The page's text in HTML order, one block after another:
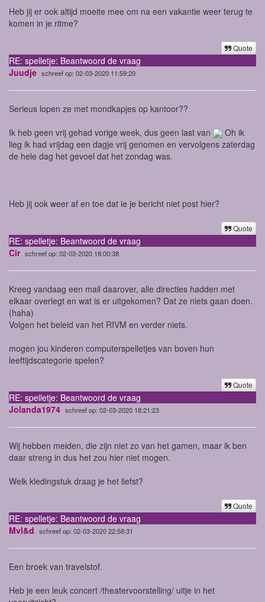
Heb jij er ook altijd moeite mee om na een vakantie weer terug te
komen in je ritme?
Quote
RE: spelletje: Beantwoord de vraag
Juudje schreef op: 02-03-2020 11:59:20
Serieus lopen ze met mondkapjes op kantoor??
Ik heb geen vrij gehad vorige week, dus geen last van
Oh ik
lieg ik had vrijdag een dagje vrij genomen en vervolgens zaterdag
de hele dag het gevoel dat het zondag was.
Heb jij ook weer af en toe dat ie je bericht niet post hier?
Quote
RE: spelletje: Beantwoord de vraag
Cir schreef op: 02-03-2020 18:00:38
Kreeg vandaag een mail daarover, alle directies hadden met
elkaar overlegt en wat is er uitgekomen? Dat ze niets gaan doen.
(haha)
Volgen het beleid van het RIVM en verder niets.
mogen jou kinderen computerspelletjes van boven hun
leeftijdscategorie spelen?
Quote
RE: spelletje: Beantwoord de vraag
Jolanda1974 schreef op: 02-03-2020 18:21:23
Wij hebben meiden, die zijn niet zo van het gamen, maar ik ben
daar streng in dus het zou hier niet mogen.
Welk kledingstuk draag je het liefst?
Quote
RE: spelletje: Beantwoord de vraag
Mvl&d schreef op: 02-03-2020 22:58:31
Een broek van travelstof.
Heb je een leuk concert /theatervoorstelling/ uitje in het